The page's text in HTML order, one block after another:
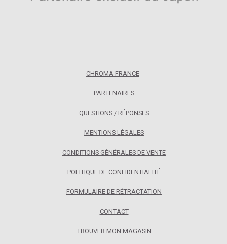
CHROMA FRANCE
PARTENAIRES
QUESTIONS / RÉPONSES
MENTIONS LÉGALES
CONDITIONS GÉNÉRALES DE VENTE
POLITIQUE DE CONFIDENTIALITÉ
FORMULAIRE DE RÉTRACTATION
CONTACT
TROUVER MON MAGASIN